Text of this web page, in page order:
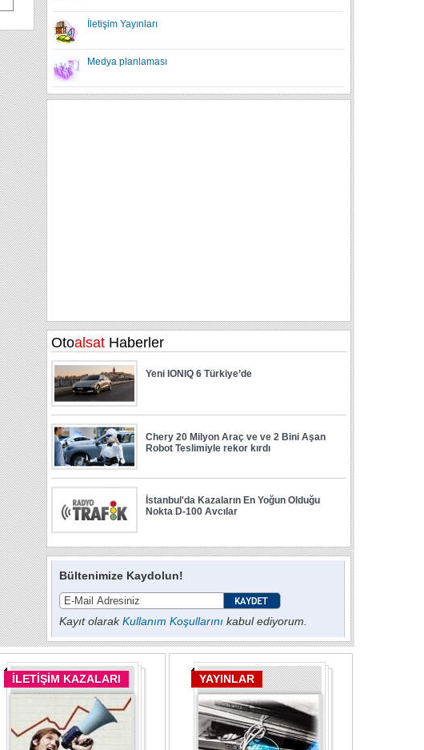
İletişim Yayınları
Medya planlaması
Bültenimize Kaydolun!
Kayıt olarakKullanım Koşullarını kabul ediyorum.
İLETİŞİM KAZALARI YAYINLAR